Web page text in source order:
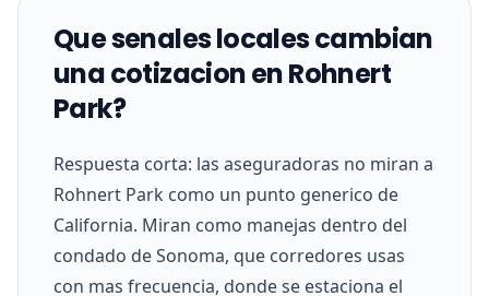
Que senales locales cambian
una cotizacion en Rohnert
Park?
Respuesta corta: las aseguradoras no miran a
Rohnert Park como un punto generico de
California. Miran como manejas dentro del
condado de Sonoma, que corredores usas
con mas frecuencia, donde se estaciona el